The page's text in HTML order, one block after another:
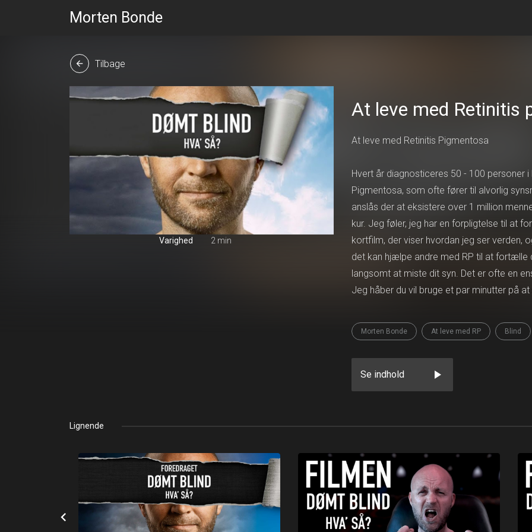
Morten Bonde
arrow_back Tilbage
Varighed 2 min
At leve med Retinitis
At leve med Retinitis Pigmentosa
Hvert år diagnosticeres 50 - 100 personer
Pigmentosa, som ofte fører til alvorlig
anslås der at eksistere over 1 million
kur. Jeg føler, jeg har en forpligtelse til at
kortfilm, der viser hvordan jeg ser verden,
det kan hjælpe andre med RP til at fortælle
langsomt at miste dit syn. Det er ofte en
Jeg håber du vil bruge et par minutter på
Morten Bonde At leve med RP Blind
Se indhold play_arrow
Lignende
chevron_left